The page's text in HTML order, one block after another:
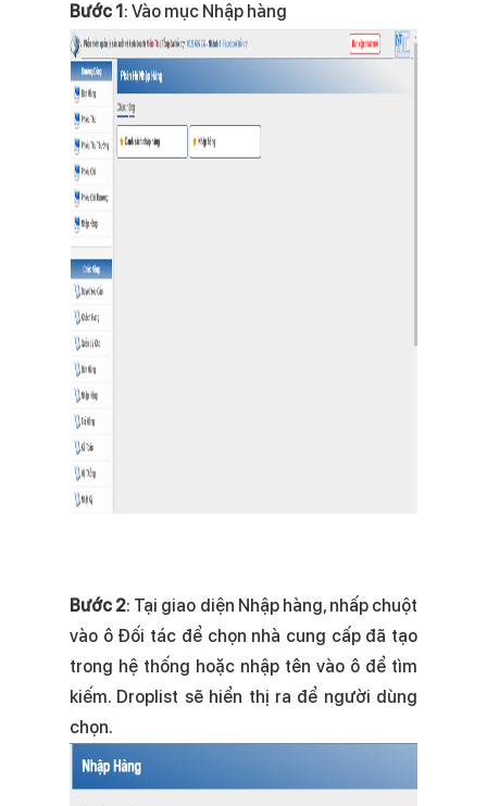
Bước 1: Vào mục Nhập hàng
Bước 2: Tại giao diện Nhập hàng, nhấp chuột
vào ô Đối tác để chọn nhà cung cấp đã tạo
trong hệ thống hoặc nhập tên vào ô để tìm
kiếm. Droplist sẽ hiển thị ra để người dùng
chọn.